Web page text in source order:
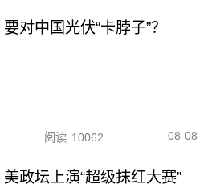
对中国光伏“卡脖子”？
阅读 10062 08-08
政坛上演“超级抹红大赛”